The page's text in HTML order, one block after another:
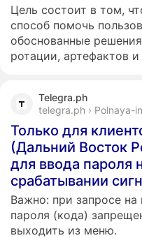
Цель состоит в том,
способ помочь
обоснованные
ротации, артефактов
Telegra.ph
telegra.ph › Polnaya-
Только для
(Дальний Восток
для ввода пароля
срабатывании
Важно: при запросе на
пароля (кода)
выходить из меню.